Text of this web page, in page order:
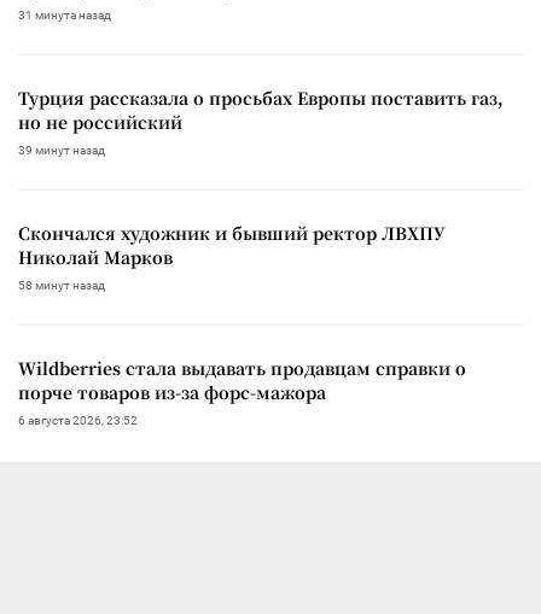
31 минута назад
Турция рассказала о просьбах Европы поставить газ,
но не российский
39 минут назад
Скончался художник и бывший ректор ЛВХПУ
Николай Марков
58 минут назад
Wildberries стала выдавать продавцам справки о
порче товаров из-за форс-мажора
6 августа 2026, 23:52